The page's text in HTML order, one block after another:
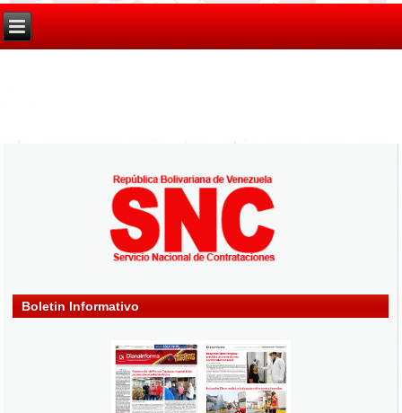
Boletin Informativo